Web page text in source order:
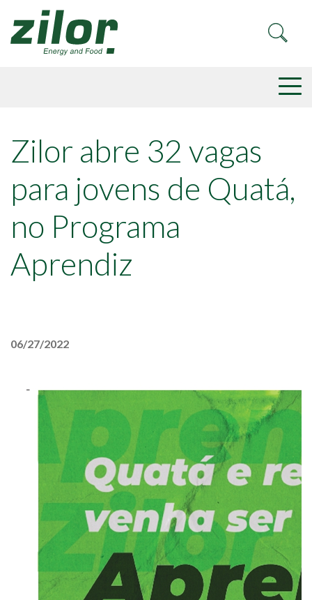
Zilor abre 32 vagas
para jovens de Quatá,
no Programa
Aprendiz
06/27/2022